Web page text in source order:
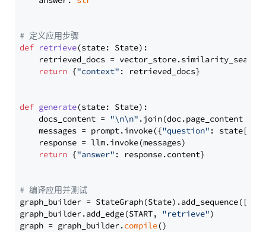
# 定义应用步骤
def retrieve(state: State):
retrieved_docs =
return {"context" : retrieved_docs}
def generate(state: State):
    docs_content =
"\n\n" .join(doc.page_content
    messages = prompt.invoke({
"question" : state[
    response = llm.invoke(messages)
return {"answer" : response.content}
# 编译应用并测试
graph_builder =
graph_builder.add_edge(START, "retrieve")
graph = graph_builder.compile